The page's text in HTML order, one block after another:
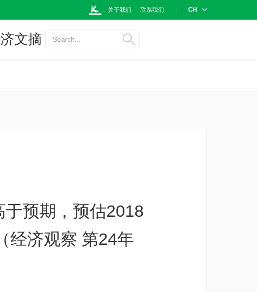
关于我们 联系我们 | CH
文摘 Search...
预期，预估2018
经济观察 第24年